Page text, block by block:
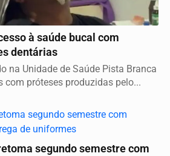
à saúde bucal com
dentárias
na Unidade de Saúde Pista Branca
com próteses produzidas pelo...
segundo semestre com